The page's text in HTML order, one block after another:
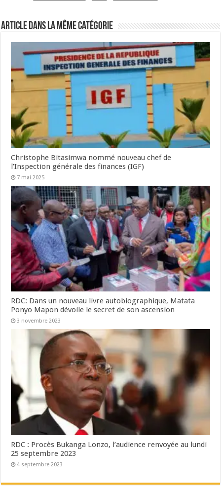
Article dans la même catégorie
Christophe Bitasimwa nommé nouveau chef de
l’Inspection générale des finances (IGF)
7 mai 2025
RDC: Dans un nouveau livre autobiographique, Matata
Ponyo Mapon dévoile le secret de son ascension
3 novembre 2023
RDC : Procès Bukanga Lonzo, l’audience renvoyée au lundi
25 septembre 2023
4 septembre 2023